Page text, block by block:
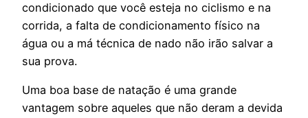
condicionado que você esteja no ciclismo e na
corrida, a falta de condicionamento físico na
água ou a má técnica de nado não irão salvar a
sua prova.
Uma boa base de natação é uma grande
vantagem sobre aqueles que não deram a devida